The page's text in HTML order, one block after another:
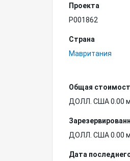
Проекта
P001862
Страна
Мавритания
Общая
ДОЛЛ. США 0.00
ДОЛЛ. США 0.00
Дата